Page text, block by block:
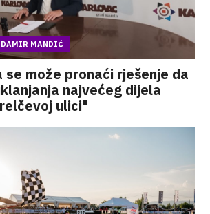
DAMIR MANDIĆ
se može pronaći rješenje da
najvećeg dijela
ulici"